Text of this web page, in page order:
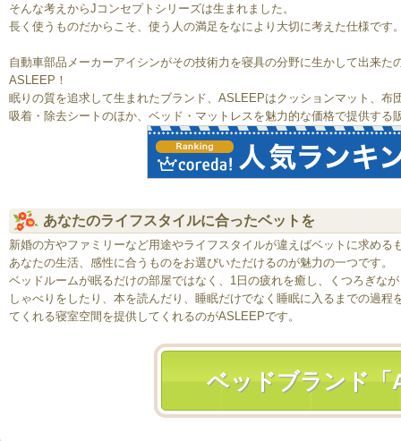
そんな考えからJコンセプトシリーズは生まれました。
長く使うものだからこそ、使う人の満足をなにより大切に考えた仕様です
自動車部品メーカーアイシンがその技術力を寝具の分野に生かして出来た
ASLEEP！
眠りの質を追求して生まれたブランド、ASLEEPはクッションマット、
吸着・除去シートのほか、ベッド・マットレスを魅力的な価格で提供する
あなたのライフスタイルに合ったベットを
新婚の方やファミリーなど用途やライフスタイルが違えばベットに求める
あなたの生活、感性に合うものをお選びいただけるのが魅力の一つです。
ベッドルームが眠るだけの部屋ではなく、1日の疲れを癒し、くつろぎな
しゃべりをしたり、本を読んだり、睡眠だけでなく睡眠に入るまでの過
てくれる寝室空間を提供してくれるのがASLEEPです。
ベッドブランド「